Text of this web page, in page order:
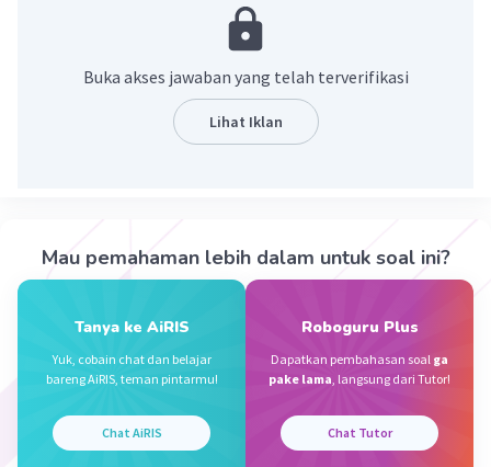
Nanda R Community Level 89
09 Oktober 2023 09:56
Beri Rating
Buka akses jawaban yang telah terverifikasi
Lihat Iklan
Mau pemahaman lebih dalam untuk soal ini?
Tanya ke AiRIS
Yuk, cobain chat dan belajar
bareng AiRIS, teman pintarmu!
Chat AiRIS
Roboguru Plus
Dapatkan pembahasan soal ga
pake lama, langsung dari Tutor!
Chat Tutor